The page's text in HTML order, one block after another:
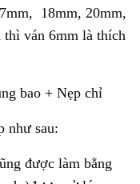
18mm, 20mm,
thì ván 6mm là thích
bao + Nẹp chỉ
như sau:
được làm bằng